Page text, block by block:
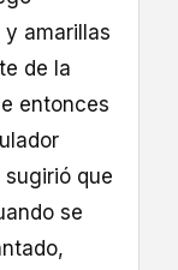
amarillas
de la
entonces
que
se